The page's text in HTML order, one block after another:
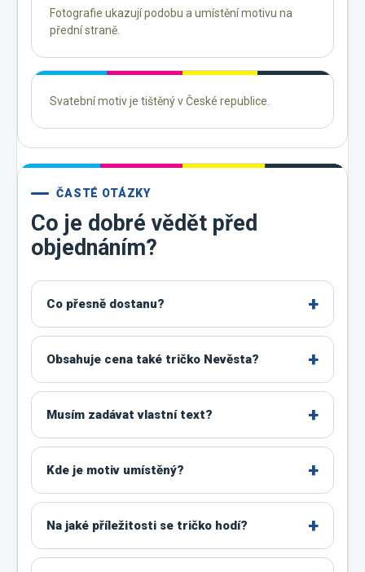
Fotografie ukazují podobu a umístění motivu na
přední straně.
Svatební motiv je tištěný v České republice.
ČASTÉ OTÁZKY
Co je dobré vědět před
objednáním?
Co přesně dostanu?
Obsahuje cena také tričko Nevěsta?
Musím zadávat vlastní text?
Kde je motiv umístěný?
Na jaké příležitosti se tričko hodí?